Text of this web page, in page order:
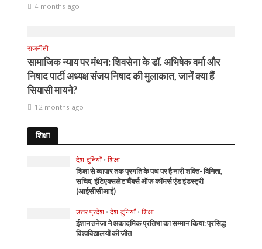
4 months ago
राजनीती
सामाजिक न्याय पर मंथन: शिवसेना के डॉ. अभिषेक वर्मा और
निषाद पार्टी अध्यक्ष संजय निषाद की मुलाकात, जानें क्या हैं
सियासी मायने?
12 months ago
शिक्षा
देश-दुनियाँ • शिक्षा
शिक्षा से व्यापार तक प्रगति के पथ पर है नारी शक्ति- विनिता,
सचिव, इंटिएक्सलेंट चैंबर्स ऑफ कॉमर्स एंड इंडस्ट्री
(आईसीसीआई)
उत्तर प्रदेश • देश-दुनियाँ • शिक्षा
ईशान तनेजा ने अकादमिक प्रतिभा का सम्मान किया: प्रसिद्ध
विश्वविद्यालयों की जीत